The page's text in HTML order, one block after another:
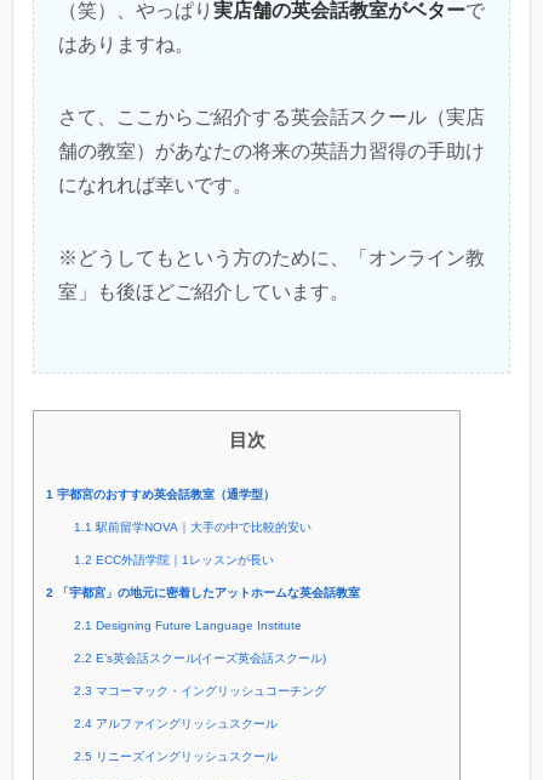
（笑）、やっぱり 実店舗の英会話教室がベターで
はありますね。
さて、ここからご紹介する英会話スクール（実店
舗の教室）があなたの将来の英語力習得の手助け
になれれば幸いです。
※どうしてもという方のために、「オンライン教
室」も後ほどご紹介しています。
目次
1 宇都宮のおすすめ英会話教室（通学型）
1.1 駅前留学NOVA｜大手の中で比較的安い
1.2 ECC外語学院｜1レッスンが長い
2 「宇都宮」の地元に密着したアットホームな英会話教室
2.1 Designing Future Language Institute
2.2 E’s英会話スクール(イーズ英会話スクール)
2.3 マコーマック・イングリッシュコーチング
2.4アルファイングリッシュスクール
2.5 リニーズイングリッシュスクール